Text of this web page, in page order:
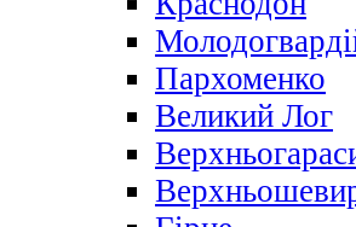
Пархоменко
Великий Лог